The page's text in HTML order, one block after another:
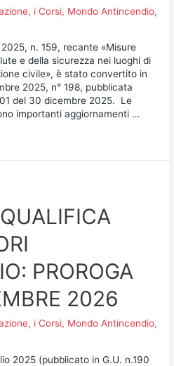
, i Corsi, Mondo Antincendio,
n. 159, recante «Misure
e della sicurezza nei luoghi di
civile», è stato convertito in
2025, n° 198, pubblicata
del 30 dicembre 2025. Le
importanti aggiornamenti …
PROROGA
2026
, i Corsi, Mondo Antincendio,
2025 (pubblicato in G.U. n.190